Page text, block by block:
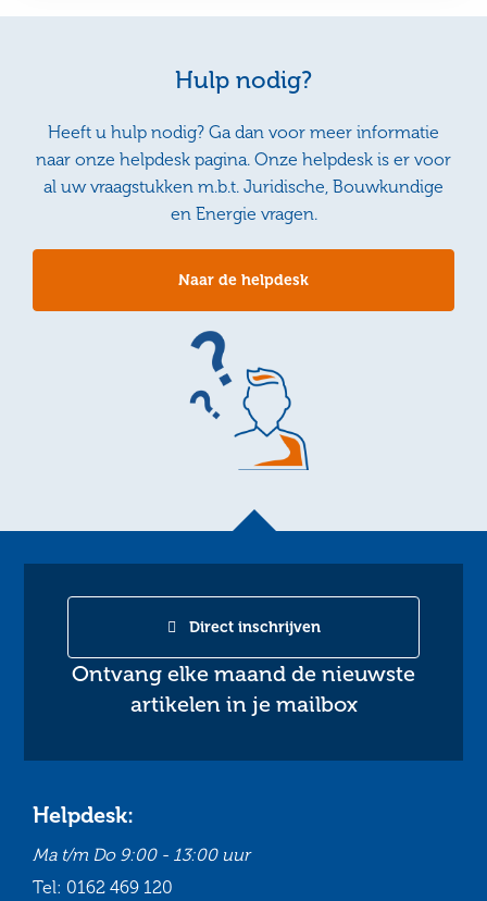
Hulp nodig?
Heeft u hulp nodig? Ga dan voor meer informatie
naar onze helpdesk pagina. Onze helpdesk is er voor
al uw vraagstukken m.b.t. Juridische, Bouwkundige
en Energie vragen.
Naar de helpdesk
Ontvang elke maand de nieuwste
artikelen in je mailbox
Direct inschrijven
Helpdesk:
Ma t/m Do 9:00 - 13:00 uur
Tel: 0162 469 120